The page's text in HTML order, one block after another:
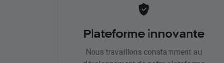
Plateforme innovante
Nous travaillons constamment au